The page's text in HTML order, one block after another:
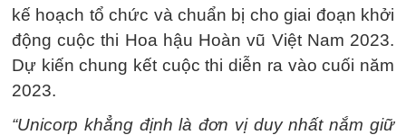
kế hoạch tổ chức và chuẩn bị cho giai đoạn khởi
động cuộc thi Hoa hậu Hoàn vũ Việt Nam 2023.
Dự kiến chung kết cuộc thi diễn ra vào cuối năm
2023.
“Unicorp khẳng định là đơn vị duy nhất nắm giữ